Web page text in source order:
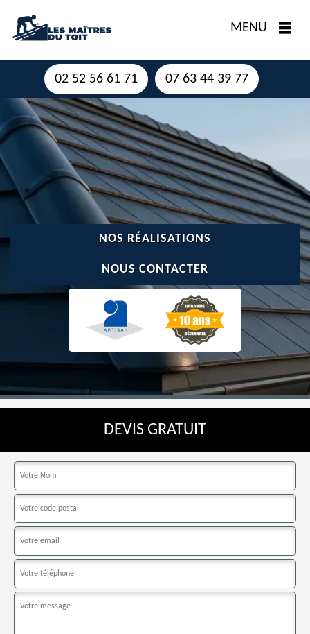
MENU
02 52 56 61 71 07 63 44 39 77
NOS RÉALISATIONS
NOUS CONTACTER
DEVIS GRATUIT